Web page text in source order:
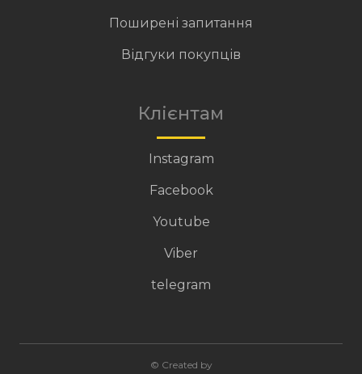
Поширені запитання
Відгуки покупців
Клієнтам
Instagram
Facebook
Youtube
Viber
telegram
© Created by